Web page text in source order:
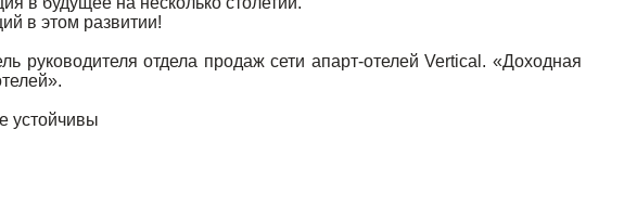
в этом развитии!
руководителя отдела продаж сети апарт-отелей Vertical. «Доходная
устойчивы